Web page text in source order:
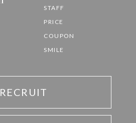
STAFF
PRICE
COUPON
SMILE
RECRUIT